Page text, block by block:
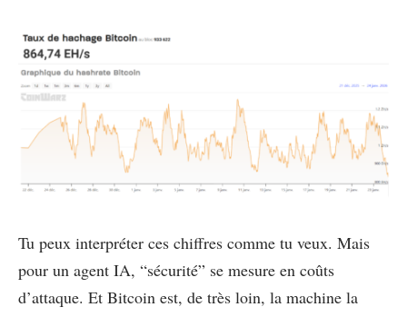
Tu peux interpréter ces chiffres comme tu veux. Mais
pour un agent IA, “sécurité” se mesure en coûts
d’attaque. Et Bitcoin est, de très loin, la machine la